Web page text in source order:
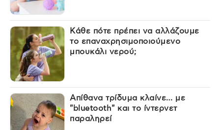
Κάθε πότε πρέπει να αλλάζουμε
το επαναχρησιμοποιούμενο
μπουκάλι νερού;
Απίθανα τρίδυμα κλαίνε… με
"bluetooth" και το ίντερνετ
παραληρεί